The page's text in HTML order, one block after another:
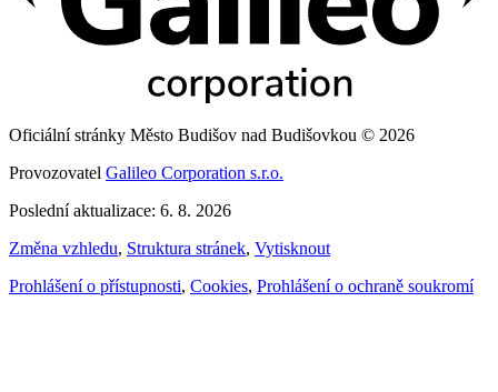
Oficiální stránky Město Budišov nad Budišovkou © 2026
Provozovatel Galileo Corporation s.r.o.
Poslední aktualizace: 6. 8. 2026
Změna vzhledu, Struktura stránek, Vytisknout
Prohlášení o přístupnosti, Cookies, Prohlášení o ochraně soukromí